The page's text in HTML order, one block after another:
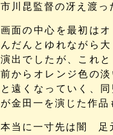
市川昆監督の冴え渡っ
画面の中心を最初は
んだんとゆれながら
演出でしたが、これ
前からオレンジ色の
と遠くなっていく、
が金田一を演じた作品
本当に一寸先は闇 足